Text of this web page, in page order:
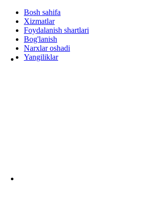
Bosh sahifa
Xizmatlar
Foydalanish shartlari
Bog'lanish
Narxlar oshadi
Yangiliklar